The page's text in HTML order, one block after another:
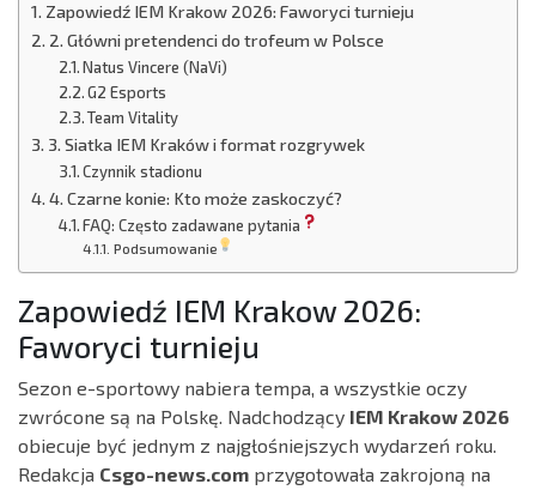
Zapowiedź IEM Krakow 2026: Faworyci turnieju
2. Główni pretendenci do trofeum w Polsce
Natus Vincere (NaVi)
G2 Esports
Team Vitality
3. Siatka IEM Kraków i format rozgrywek
Czynnik stadionu
4. Czarne konie: Kto może zaskoczyć?
FAQ: Często zadawane pytania
Podsumowanie
Zapowiedź IEM Krakow 2026:
Faworyci turnieju
Sezon e-sportowy nabiera tempa, a wszystkie oczy
zwrócone są na Polskę. Nadchodzący IEM Krakow 2026
obiecuje być jednym z najgłośniejszych wydarzeń roku.
Redakcja Csgo-news.com przygotowała zakrojoną na